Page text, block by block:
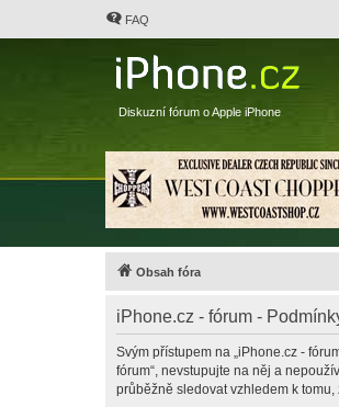
FAQ
Diskuzní fórum o Apple iPhone
Obsah fóra
iPhone.cz - fórum -
Svým přístupem na „iPhone.cz -
fórum“, nevstupujte na něj a
průběžně sledovat vzhledem k